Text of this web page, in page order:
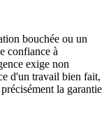
bouchée ou un
confiance à
exige non
d'un travail bien fait,
la garantie